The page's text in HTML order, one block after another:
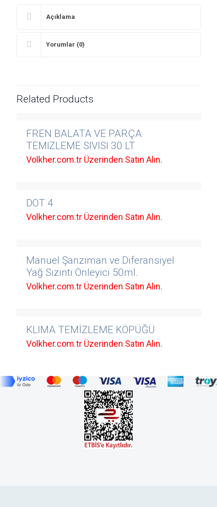
Açıklama
Yorumlar (0)
Related Products
FREN BALATA VE PARÇA
TEMIZLEME SIVISI 30 LT
Volkher.com.tr Üzerinden Satın Alın.
DOT 4
Volkher.com.tr Üzerinden Satın Alın.
Manuel Şanzıman ve Diferansiyel
Yağ Sızıntı Önleyici 50ml.
Volkher.com.tr Üzerinden Satın Alın.
KLIMA TEMİZLEME KÖPÜĞÜ
Volkher.com.tr Üzerinden Satın Alın.